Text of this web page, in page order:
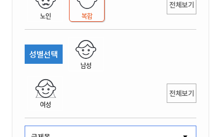
노인 복합
전체보기
성별선택
남성
여성
전체보기